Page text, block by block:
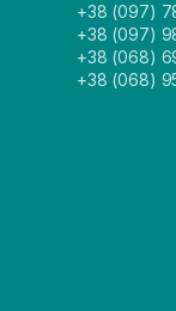
+38 (097)
+38 (097)
+38 (068)
+38 (068)